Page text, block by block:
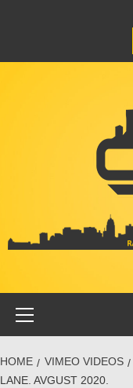
HOME VIMEO VIDEOS
LANE. AVGUST 2020.